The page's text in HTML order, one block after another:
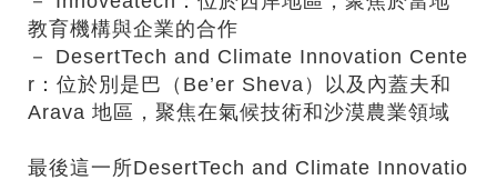
教育機構與企業的合作
－ DesertTech and Climate Innovation Cente
r：位於別是巴（Be’er Sheva）以及內蓋夫和
Arava 地區，聚焦在氣候技術和沙漠農業領域
最後這一所DesertTech and Climate Innovatio